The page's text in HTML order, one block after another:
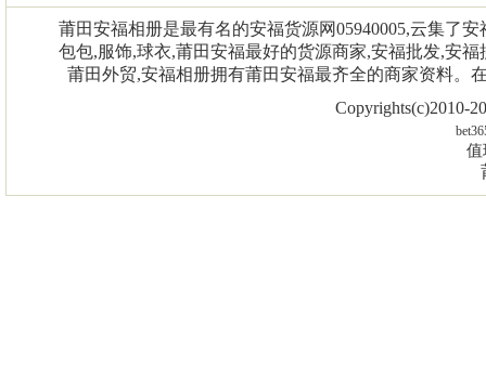
莆田安福相册是最有名的安福货源网05940005,云集了
包包,服饰,球衣,莆田安福最好的货源商家,安福批发,安
莆田外贸,安福相册拥有莆田安福最齐全的商家资料。
Copyrights(c)2010-
值